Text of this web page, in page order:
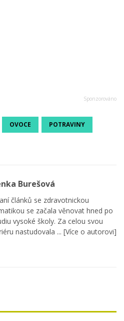
OVOCE POTRAVINY
Burešová
článků se zdravotnickou
se začala věnovat hned po
vysoké školy. Za celou svou
nastudovala ... [Více o autorovi]